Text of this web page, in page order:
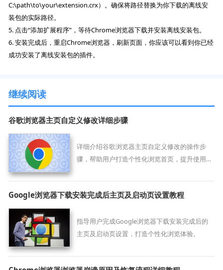
C:\path\to\your\extension.crx）。确保将路径替换为你下载的离线安
装包的实际路径。
5. 点击“添加扩展程序”，等待Chrome浏览器下载并安装离线安装包。
6. 安装完成后，重启Chrome浏览器，刷新页面，你应该可以看到你已经
成功安装了离线安装包的插件。
继续阅读
谷歌浏览器主页自定义修改详细步骤
详细介绍谷歌浏览器主页自定义修改的操作步
骤，帮助用户打造个性化浏览首页，提升使用便
Google浏览器下载安装完成后主页及启动页设置教程
指导用户完成Google浏览器下载安装完成后的
主页及启动页设置，打造个性化浏览体验。